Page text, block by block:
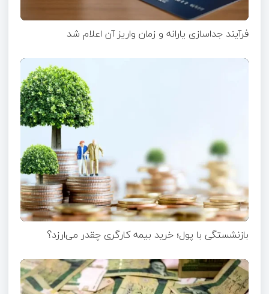
فرآیند جداسازی یارانه و زمان واریز آن اعلام شد
بازنشستگی با پول؛ خرید بیمه کارگری چقدر می‌ارزد؟